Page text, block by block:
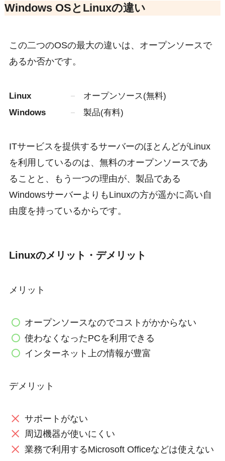
Windows OSとLinuxの違い
この二つのOSの最大の違いは、オープンソースで
あるか否かです。
Linux
オープンソース(無料)
Windows
製品(有料)
ITサービスを提供するサーバーのほとんどがLinux
を利用しているのは、無料のオープンソースであ
ることと、もう一つの理由が、製品である
WindowsサーバーよりもLinuxの方が遥かに高い自
由度を持っているからです。
Linuxのメリット・デメリット
メリット
オープンソースなのでコストがかからない
使わなくなったPCを利用できる
インターネット上の情報が豊富
デメリット
サポートがない
周辺機器が使いにくい
業務で利用するMicrosoft Officeなどは使えない